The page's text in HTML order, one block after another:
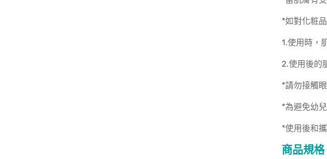
*如對化粧
1.使用時，
2.使用後的
*請勿接觸
*為避免幼
*使用後和
商品規格